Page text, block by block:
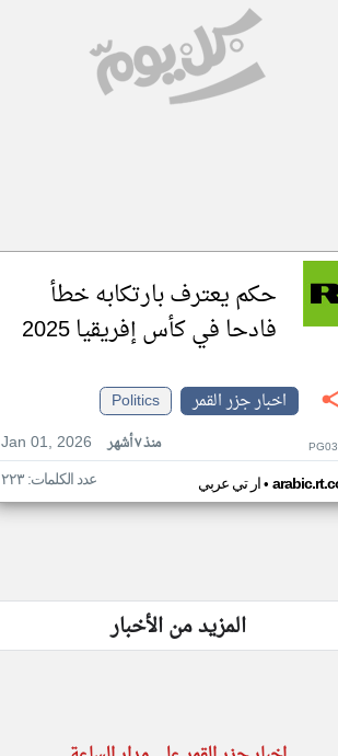
حكم يعترف بارتكابه خطأ
فادحا في كأس إفريقيا 2025
اخبار جزر القمر
Politics
Jan 01, 2026
منذ ٧ أشهر
ار تي عربي• عدد الكلمات: ٢٢٣
المزيد من الأخبار